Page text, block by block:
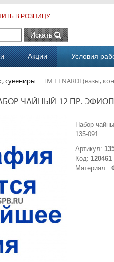
В РОЗНИЦУ
Искать
Акции Условия
сувениры ТМ LENARDI (вазы,
ЧАЙНЫЙ 12 ПР.
Набор
135-091
Артикул:
Код: 120461
Материал: